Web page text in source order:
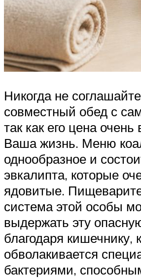
Никогда не
совместный обед с
так как его цена очень
Ваша жизнь. Меню
однообразное и
эвкалипта, которые
ядовитые.
система этой особы
выдержать эту
благодаря кишечнику,
обволакивается
бактериями,